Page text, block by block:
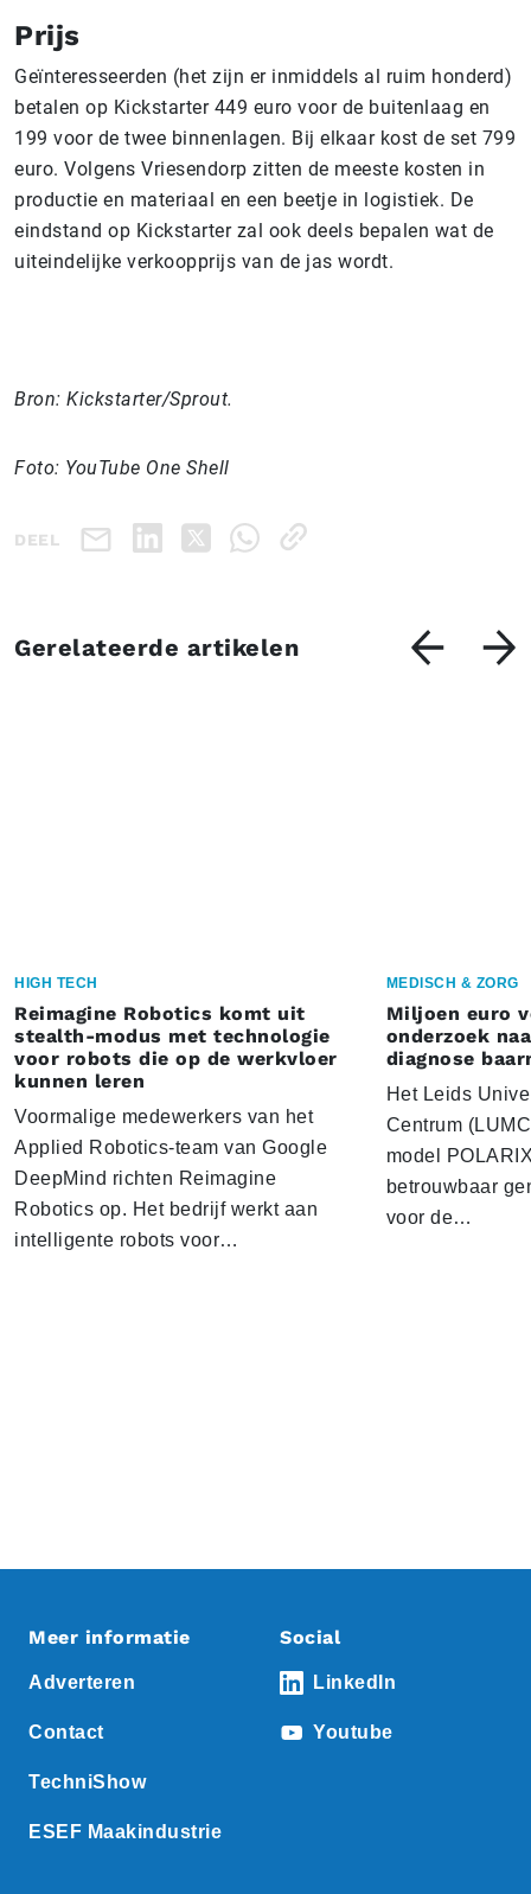
Prijs
Geïnteresseerden (het zijn er inmiddels al ruim honderd)
betalen op Kickstarter 449 euro voor de buitenlaag en
199 voor de twee binnenlagen. Bij elkaar kost de set 799
euro. Volgens Vriesendorp zitten de meeste kosten in
productie en materiaal en een beetje in logistiek. De
eindstand op Kickstarter zal ook deels bepalen wat de
uiteindelijke verkoopprijs van de jas wordt.
Bron: Kickstarter/Sprout.
Foto: YouTube One Shell
DEEL
Gerelateerde artikelen
HIGH TECH
Reimagine Robotics komt uit
stealth-modus met technologie
voor robots die op de werkvloer
kunnen leren
Voormalige medewerkers van het
Applied Robotics-team van Google
DeepMind richten Reimagine
Robotics op. Het bedrijf werkt aan
intelligente robots voor…
MEDISCH & ZORG
Miljoen euro
onderzoek
diagnose
Het Leids
Centrum
model
betrouwbaar
voor de…
Meer informatie
Adverteren
Contact
TechniShow
ESEF Maakindustrie
Social
LinkedIn
Youtube